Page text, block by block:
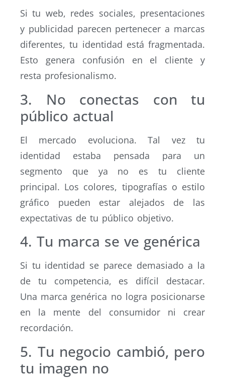
Si tu web, redes sociales, presentaciones
y publicidad parecen pertenecer a marcas
diferentes, tu identidad está fragmentada.
Esto genera confusión en el cliente y
resta profesionalismo.
3. No conectas con tu
público actual
El mercado evoluciona. Tal vez tu
identidad estaba pensada para un
segmento que ya no es tu cliente
principal. Los colores, tipografías o estilo
gráfico pueden estar alejados de las
expectativas de tu público objetivo.
4. Tu marca se ve genérica
Si tu identidad se parece demasiado a la
de tu competencia, es difícil destacar.
Una marca genérica no logra posicionarse
en la mente del consumidor ni crear
recordación.
5. Tu negocio cambió, pero
tu imagen no